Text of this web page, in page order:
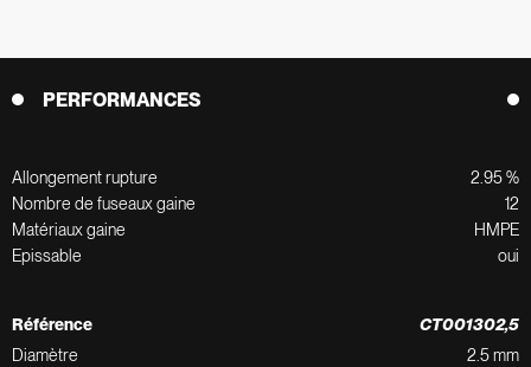
PERFORMANCES
Allongement rupture
2.95 %
Nombre de fuseaux gaine
12
Matériaux gaine
HMPE
Epissable
oui
Référence
Diamètre
CT001302,5
2.5 mm